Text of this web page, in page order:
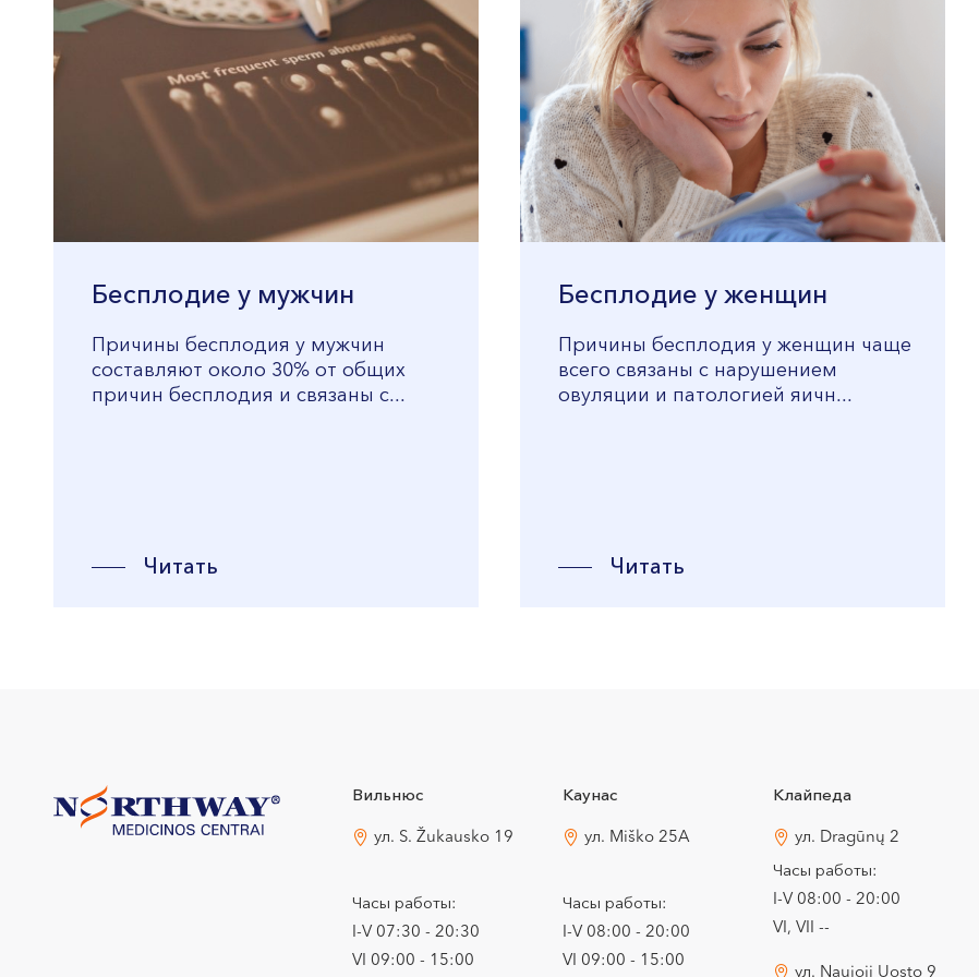
Бесплодие у мужчин
Причины бесплодия у мужчин
составляют около 30% от общих
причин бесплодия и связаны с...
Читать
Бесплодие у женщин
Причины бесплодия у женщин чаще
всего связаны с нарушением
овуляции и патологией яичн...
Читать
Вильнюс
ул. S. Žukausko 19
Часы работы:
I-V 07:30 - 20:30
VI 09:00 - 15:00
Каунас
ул. Miško 25A
Часы работы:
I-V 08:00 - 20:00
VI 09:00 - 15:00
Клайпеда
ул. Dragūnų 2
Часы работы:
I-V 08:00 - 20:00
VI, VII --
ул. Naujoji Uosto 9